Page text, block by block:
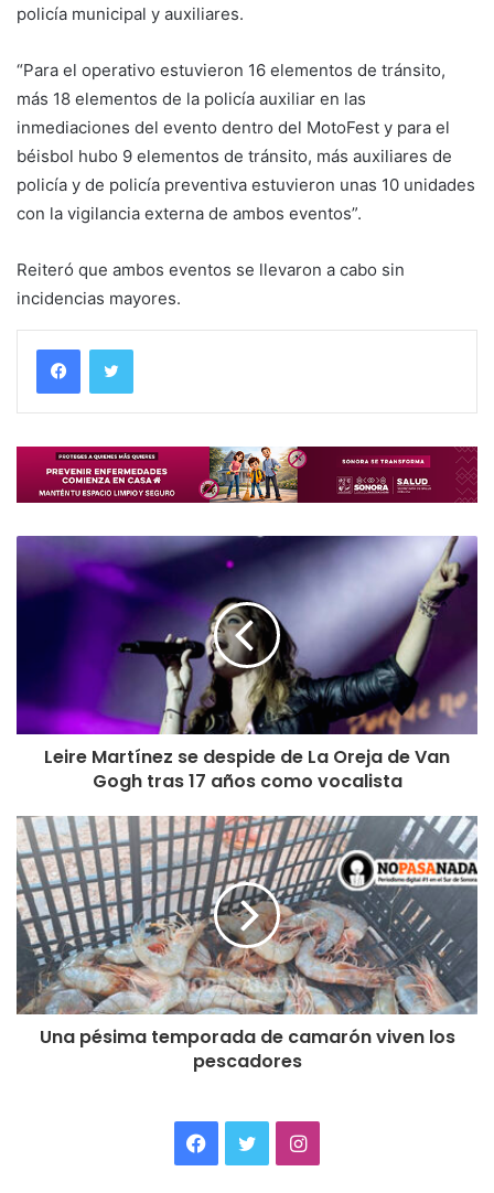
policía municipal y auxiliares.
“Para el operativo estuvieron 16 elementos de tránsito,
más 18 elementos de la policía auxiliar en las
inmediaciones del evento dentro del MotoFest y para el
béisbol hubo 9 elementos de tránsito, más auxiliares de
policía y de policía preventiva estuvieron unas 10 unidades
con la vigilancia externa de ambos eventos”.
Reiteró que ambos eventos se llevaron a cabo sin
incidencias mayores.
Leire Martínez se despide de La Oreja de Van
Gogh tras 17 años como vocalista
Una pésima temporada de camarón viven los
pescadores
Facebook
TwitterInstagram